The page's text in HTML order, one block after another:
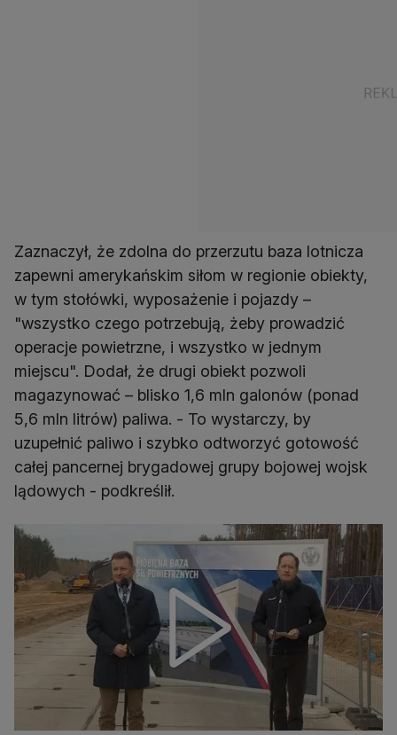
Zaznaczył, że zdolna do przerzutu baza lotnicza
zapewni amerykańskim siłom w regionie obiekty,
w tym stołówki, wyposażenie i pojazdy –
"wszystko czego potrzebują, żeby prowadzić
operacje powietrzne, i wszystko w jednym
miejscu". Dodał, że drugi obiekt pozwoli
magazynować – blisko 1,6 mln galonów (ponad
5,6 mln litrów) paliwa. - To wystarczy, by
uzupełnić paliwo i szybko odtworzyć gotowość
całej pancernej brygadowej grupy bojowej wojsk
lądowych - podkreślił.